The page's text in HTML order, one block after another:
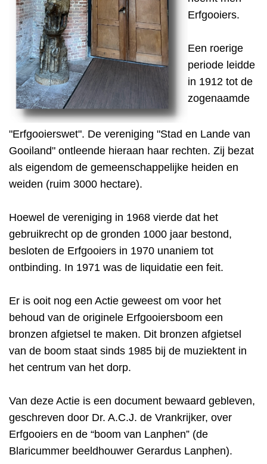
Erfgooiers.
Een roerige
periode leidde
in 1912 tot de
zogenaamde
"Erfgooierswet". De vereniging "Stad en Lande van
Gooiland" ontleende hieraan haar rechten. Zij bezat
als eigendom de gemeenschappelijke heiden en
weiden (ruim 3000 hectare).
Hoewel de vereniging in 1968 vierde dat het
gebruikrecht op de gronden 1000 jaar bestond,
besloten de Erfgooiers in 1970 unaniem tot
ontbinding. In 1971 was de liquidatie een feit.
Er is ooit nog een Actie geweest om voor het
behoud van de originele Erfgooiersboom een
bronzen afgietsel te maken. Dit bronzen afgietsel
van de boom staat sinds 1985 bij de muziektent in
het centrum van het dorp.
Van deze Actie is een document bewaard gebleven,
geschreven door Dr. A.C.J. de Vrankrijker, over
Erfgooiers en de “boom van Lanphen” (de
Blaricummer beeldhouwer Gerardus Lanphen).